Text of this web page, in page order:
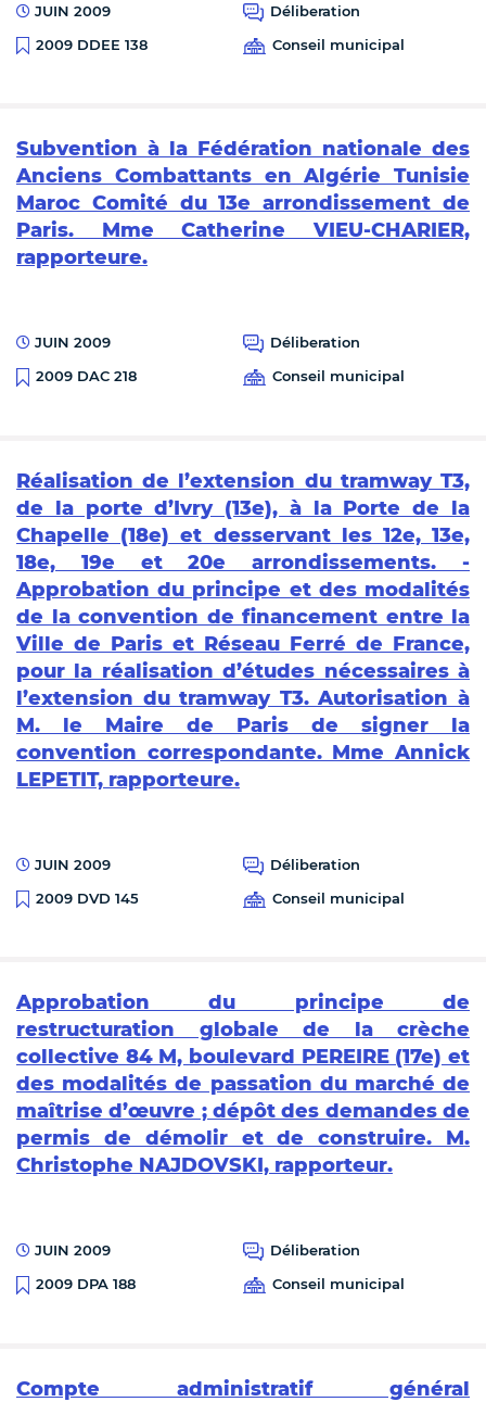
JUIN 2009
Déliberation
2009 DDEE 138
Conseil municipal
Subvention à la Fédération nationale des
Anciens Combattants en Algérie Tunisie
Maroc Comité du 13e arrondissement de
Paris. Mme Catherine VIEU-CHARIER,
rapporteure.
JUIN 2009
Déliberation
2009 DAC 218
Conseil municipal
Réalisation de l’extension du tramway T3,
de la porte d’Ivry (13e), à la Porte de la
Chapelle (18e) et desservant les 12e, 13e,
18e, 19e et 20e arrondissements. -
Approbation du principe et des modalités
de la convention de financement entre la
Ville de Paris et Réseau Ferré de France,
pour la réalisation d’études nécessaires à
l’extension du tramway T3. Autorisation à
M. le Maire de Paris de signer la
convention correspondante. Mme Annick
LEPETIT, rapporteure.
JUIN 2009
Déliberation
2009 DVD 145
Conseil municipal
Approbation du principe de
restructuration globale de la crèche
collective 84 M, boulevard PEREIRE (17e) et
des modalités de passation du marché de
maîtrise d’œuvre ; dépôt des demandes de
permis de démolir et de construire. M.
Christophe NAJDOVSKI, rapporteur.
JUIN 2009
Déliberation
2009 DPA 188
Conseil municipal
Compte administratif général